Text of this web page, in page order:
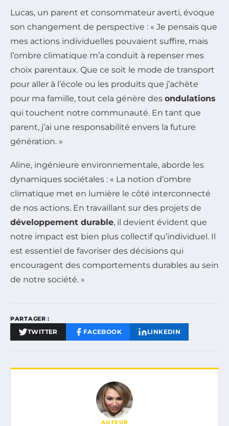
Lucas, un parent et consommateur averti, évoque
son changement de perspective : « Je pensais que
mes actions individuelles pouvaient suffire, mais
l’ombre climatique m’a conduit à repenser mes
choix parentaux. Que ce soit le mode de transport
pour aller à l’école ou les produits que j’achète
pour ma famille, tout cela génère des ondulations
qui touchent notre communauté. En tant que
parent, j’ai une responsabilité envers la future
génération. »
Aline, ingénieure environnementale, aborde les
dynamiques sociétales : « La notion d’ombre
climatique met en lumière le côté interconnecté
de nos actions. En travaillant sur des projets de
développement durable, il devient évident que
notre impact est bien plus collectif qu’individuel. Il
est essentiel de favoriser des décisions qui
encouragent des comportements durables au sein
de notre société. »
PARTAGER :
TWITTER FACEBOOK LINKEDIN
AUTEUR